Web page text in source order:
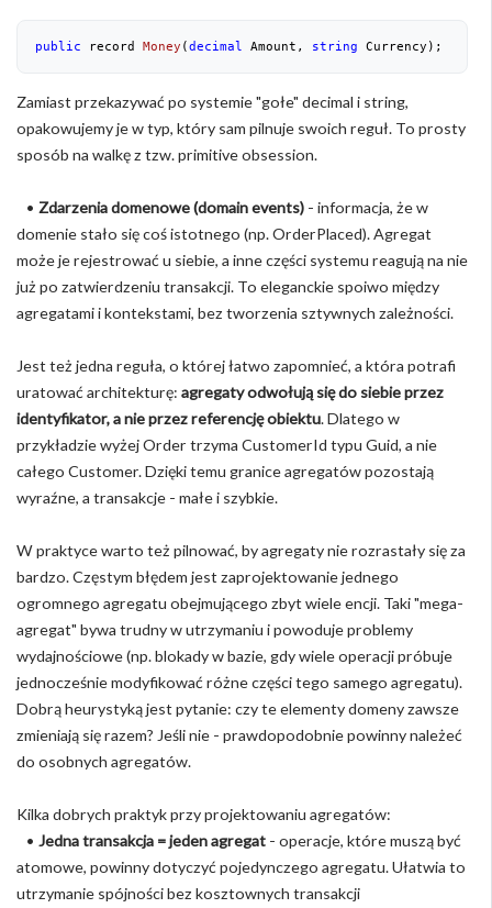
public record Money (decimal Amount, string Currency ) ;
Zamiast przekazywać po systemie "gołe" decimal i string,
opakowujemy je w typ, który sam pilnuje swoich reguł. To prosty
sposób na walkę z tzw. primitive obsession.
• Zdarzenia domenowe (domain events) - informacja, że w
domenie stało się coś istotnego (np. OrderPlaced). Agregat
może je rejestrować u siebie, a inne części systemu reagują na nie
już po zatwierdzeniu transakcji. To eleganckie spoiwo między
agregatami i kontekstami, bez tworzenia sztywnych zależności.
Jest też jedna reguła, o której łatwo zapomnieć, a która potrafi
uratować architekturę: agregaty odwołują się do siebie przez
identyfikator, a nie przez referencję obiektu. Dlatego w
przykładzie wyżej Order trzyma CustomerId typu Guid, a nie
całego Customer. Dzięki temu granice agregatów pozostają
wyraźne, a transakcje - małe i szybkie.
W praktyce warto też pilnować, by agregaty nie rozrastały się za
bardzo. Częstym błędem jest zaprojektowanie jednego
ogromnego agregatu obejmującego zbyt wiele encji. Taki "mega-
agregat" bywa trudny w utrzymaniu i powoduje problemy
wydajnościowe (np. blokady w bazie, gdy wiele operacji próbuje
jednocześnie modyfikować różne części tego samego agregatu).
Dobrą heurystyką jest pytanie: czy te elementy domeny zawsze
zmieniają się razem? Jeśli nie - prawdopodobnie powinny należeć
do osobnych agregatów.
Kilka dobrych praktyk przy projektowaniu agregatów:
• Jedna transakcja = jeden agregat - operacje, które muszą być
atomowe, powinny dotyczyć pojedynczego agregatu. Ułatwia to
utrzymanie spójności bez kosztownych transakcji